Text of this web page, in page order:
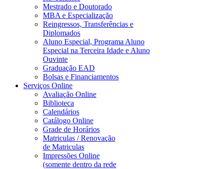
Mestrado e Doutorado
MBA e Especialização
Reingressos, Transferências e
Diplomados
Aluno Especial, Programa Aluno
Especial na Terceira Idade e Aluno
Ouvinte
Graduação EAD
Bolsas e Financiamentos
Serviços Online
Avaliação Online
Biblioteca
Calendários
Catálogo Online
Grade de Horários
Matriculas / Renovação
de Matriculas
Impressões Online
(somente dentro da rede